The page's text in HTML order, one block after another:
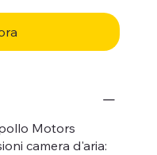
Motors
camera d'aria: